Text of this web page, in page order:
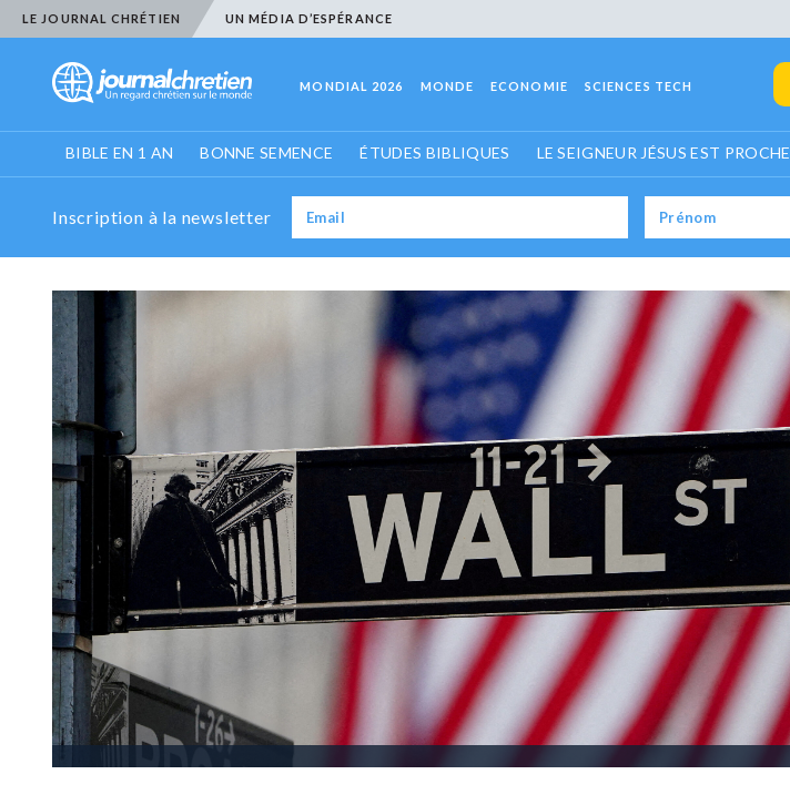
LE JOURNAL CHRÉTIEN UN MÉDIA D’ESPÉRANCE
MONDIAL 2026 MONDE ECONOMIE SCIENCES TECH
BIBLE EN 1 AN BONNE SEMENCE ÉTUDES BIBLIQUES LE SEIGNEUR JÉSUS EST PROCHE
Inscription à la newsletter